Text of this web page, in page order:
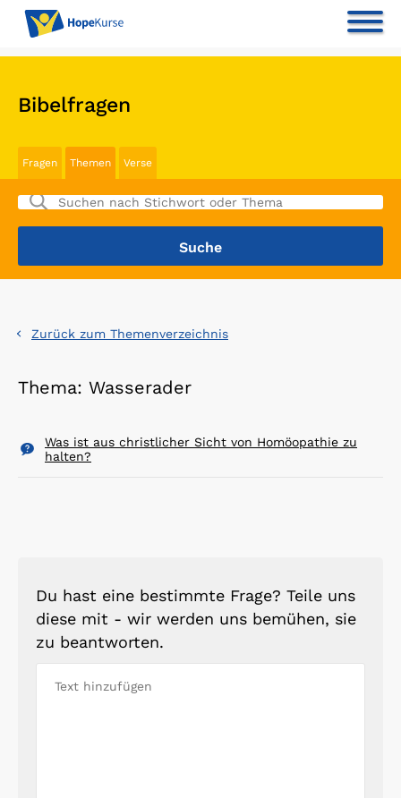
Bibelfragen
Fragen Themen Verse
Zurück zum Themenverzeichnis
Thema: Wasserader
Was ist aus christlicher Sicht von Homöopathie zu
halten?
Du hast eine bestimmte Frage? Teile uns
diese mit - wir werden uns bemühen, sie
zu beantworten.